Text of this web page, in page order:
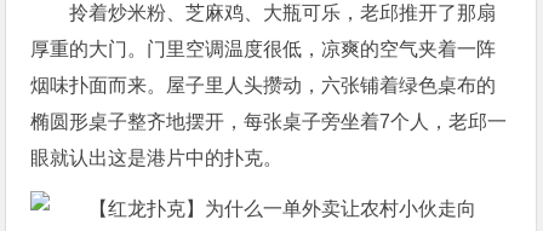
拎着炒米粉、芝麻鸡、大瓶可乐，老邱推开了那扇
厚重的大门。门里空调温度很低，凉爽的空气夹着一阵
烟味扑面而来。屋子里人头攒动，六张铺着绿色桌布的
椭圆形桌子整齐地摆开，每张桌子旁坐着7个人，老邱一
眼就认出这是港片中的扑克。